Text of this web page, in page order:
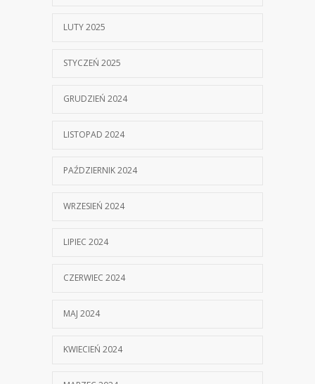
LUTY 2025
STYCZEŃ 2025
GRUDZIEŃ 2024
LISTOPAD 2024
PAŹDZIERNIK 2024
WRZESIEŃ 2024
LIPIEC 2024
CZERWIEC 2024
MAJ 2024
KWIECIEŃ 2024